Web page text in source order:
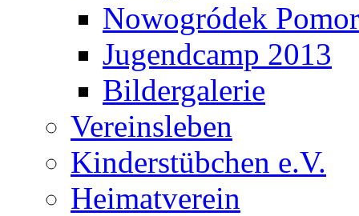
Nowogródek
Jugendcamp 2013
Bildergalerie
Vereinsleben
Kinderstübchen e.V.
Heimatverein